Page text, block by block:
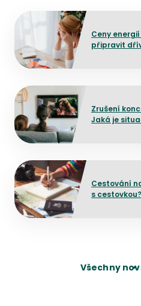
Ceny
připravit
Přejít na detail článku
Zrušení
Jaká je
Přejít na detail článku
Cestování
s cestovkou?
Přejít na detail článku
Všechny